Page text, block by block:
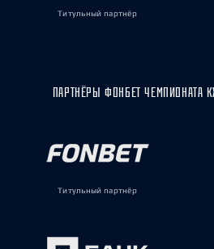
Титульный партнёр
ПАРТНЁРЫ ФОНБЕТ ЧЕМПИОНАТА
Титульный партнёр